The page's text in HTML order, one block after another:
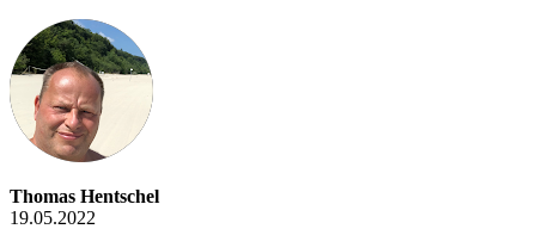
Thomas Hentschel
19.05.2022